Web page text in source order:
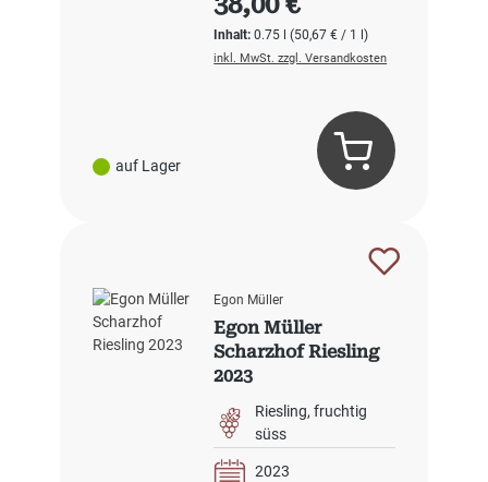
auf Lager
Inhalt:0.75 l(50,67 € / 1 l)
inkl. MwSt. zzgl. Versandkosten
Egon Müller
Egon Müller
Scharzhof Riesling
2023
Riesling fruchtig
süss
2023